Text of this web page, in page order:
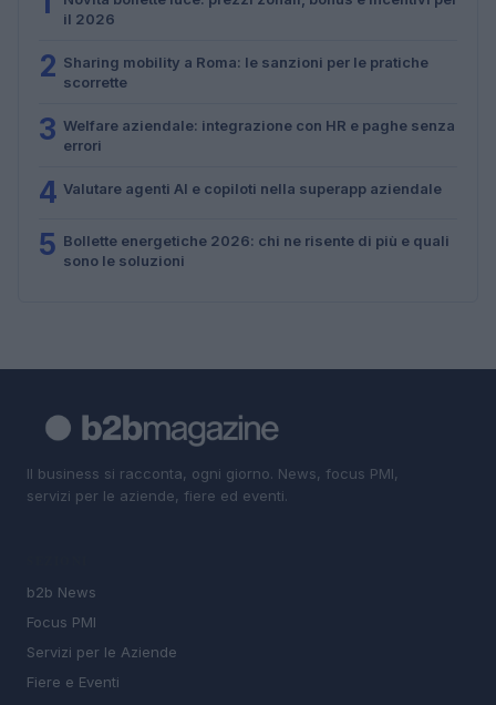
il 2026
2 Sharing mobility a Roma: le sanzioni per le pratiche
scorrette
3 Welfare aziendale: integrazione con HR e paghe senza
errori
4 Valutare agenti AI e copiloti nella superapp aziendale
5 Bollette energetiche 2026: chi ne risente di più e quali
sono le soluzioni
Il business si racconta, ogni giorno. News, focus PMI,
servizi per le aziende, fiere ed eventi.
b2b News
Focus PMI
Servizi per le Aziende
Fiere e Eventi